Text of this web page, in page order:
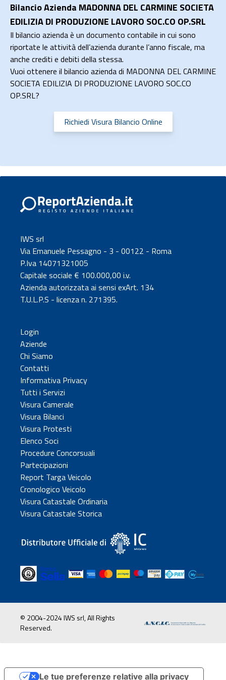
Bilancio Azienda MADONNA DEL CARMINE SOCIETA
EDILIZIA DI PRODUZIONE LAVORO SOC.CO OP.SRL
Il bilancio azienda è un documento contabile in cui sono
riportate le attività dell’azienda durante l’anno fiscale, ma
anche crediti e debiti della stessa.
Vuoi ottenere il bilancio azienda di MADONNA DEL CARMINE
SOCIETA EDILIZIA DI PRODUZIONE LAVORO SOC.CO
OP.SRL?
Richiedi Visura Bilancio Online
IWS srl
Via Emanuele Pessagno - 3 - 00122 - Roma
P.Iva 14071321005
Capitale sociale € 100.000,00 i.v.
Azienda autorizzata ai sensi exArt. 134
T.U.L.P.S - licenza n. 271395.
Login
Aziende
Chi Siamo
Contatti
Informativa Privacy
Tutti i Servizi
Visura Camerale
Visura Bilanci
Visura Protesti
Elenco Soci
Procedure Concorsuali
Partecipazioni
Report Targa Veicolo
Cronologico Veicolo
Visura Catastale Ordinaria
Visura Catastale Storica
© 2004-2024 IWS srl, All Rights
Reserved.
Le tue preferenze relative alla privacy